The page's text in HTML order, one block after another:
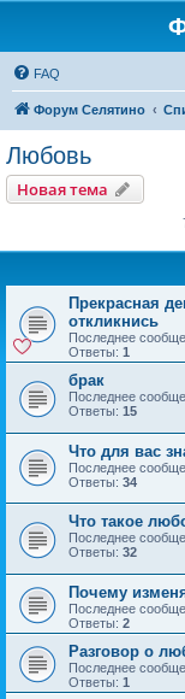
FAQ
Форум Селятино
Любовь
Новая тема
Прекрасная
откликнись
Последнее
Ответы: 1
брак
Последнее
Ответы: 15
Что для вас
Последнее
Ответы: 34
Что такое
Последнее
Ответы: 32
Почему
Последнее
Ответы: 2
Разговор о
Последнее
Ответы: 1